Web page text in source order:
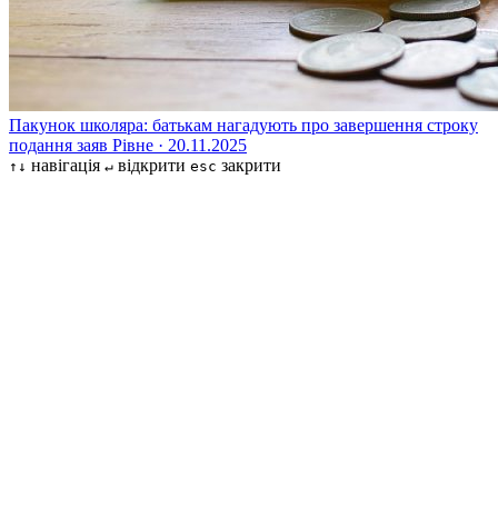
Пакунок школяра: батькам нагадують про завершення строку
подання заяв Рівне · 20.11.2025
↑↓ навігація ↵ відкрити esc закрити